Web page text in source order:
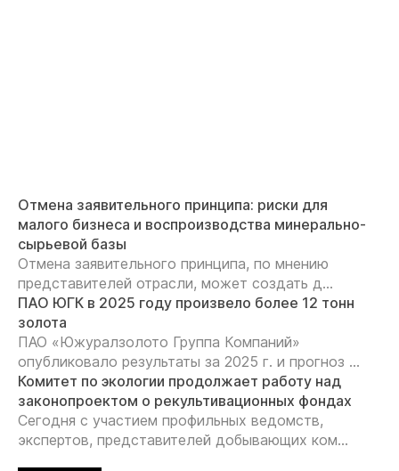
Отмена заявительного принципа: риски для
малого бизнеса и воспроизводства минерально-
сырьевой базы
Отмена заявительного принципа, по мнению
представителей отрасли, может создать д...
ПАО ЮГК в 2025 году произвело более 12 тонн
золота
ПАО «Южуралзолото Группа Компаний»
опубликовало результаты за 2025 г. и прогноз ...
Комитет по экологии продолжает работу над
законопроектом о рекультивационных фондах
Сегодня с участием профильных ведомств,
экспертов, представителей добывающих ком...